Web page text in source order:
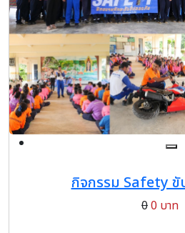
กิจกรรม Safety
00 บาท